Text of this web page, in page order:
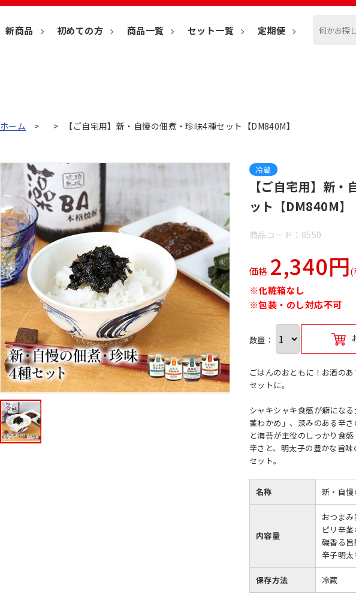
新商品 初めての方 商品一覧 セット一覧 定期便
ホーム 【ご自宅用】新・自慢の佃煮・珍味4種セット【DM840M】
冷蔵
【ご自宅用】新
ット【DM840M】
商品コード：0550
価格 2,340円(
※化粧箱なし
※包装・のし対応不可
数量：
ごはんのおともに！お酒の
セットに。
シャキシャキ食感が癖にな
茎わかめ」、深みのある辛
と海苔が主役のしっかり食
辛さと、明太子の豊かな旨
セット。
名称 新・自
内容量
おつまみ
ピリ辛茎
磯香る旨
辛子明太
保存方法 冷蔵